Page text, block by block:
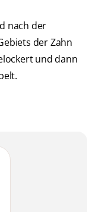
nach der
der Zahn
und dann